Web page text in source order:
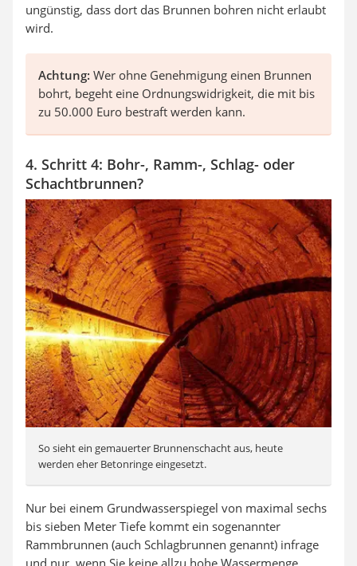
ungünstig, dass dort das Brunnen bohren nicht erlaubt
wird.
Achtung: Wer ohne Genehmigung einen Brunnen
bohrt, begeht eine Ordnungswidrigkeit, die mit bis
zu 50.000 Euro bestraft werden kann.
4. Schritt 4: Bohr-, Ramm-, Schlag- oder
Schachtbrunnen?
So sieht ein gemauerter Brunnenschacht aus, heute
werden eher Betonringe eingesetzt.
Nur bei einem Grundwasserspiegel von maximal sechs
bis sieben Meter Tiefe kommt ein sogenannter
Rammbrunnen (auch Schlagbrunnen genannt) infrage
und nur, wenn Sie keine allzu hohe Wassermenge